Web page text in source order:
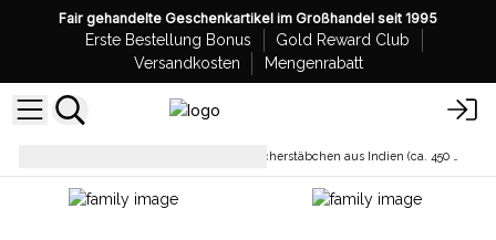
Fair gehandelte Geschenkartikel im Großhandel seit 1995
Erste Bestellung Bonus
Gold Reward Club
Versandkosten
Mengenrabatt
Lose Räucherstäbchen aus Indien (ca. 450 St.)